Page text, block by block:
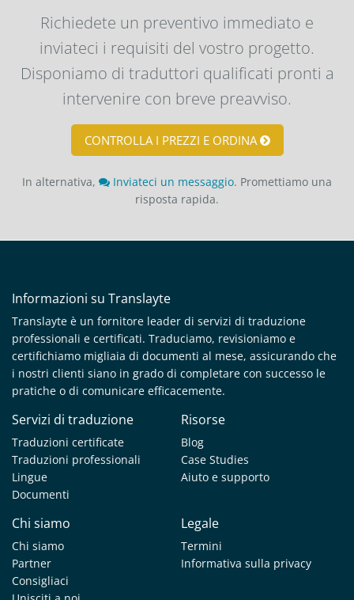
Richiedete un preventivo immediato e
inviateci i requisiti del vostro progetto.
Disponiamo di traduttori qualificati pronti a
intervenire con breve preavviso.
CONTROLLA I PREZZI E ORDINA
In alternativa, Inviateci un messaggio. Promettiamo una
risposta rapida.
Informazioni su Translayte
Translayte è un fornitore leader di servizi di traduzione
professionali e certificati. Traduciamo, revisioniamo e
certifichiamo migliaia di documenti al mese, assicurando che
i nostri clienti siano in grado di completare con successo le
pratiche o di comunicare efficacemente.
Servizi di traduzione
Traduzioni certificate
Traduzioni professionali
Lingue
Documenti
Risorse
Blog
Case Studies
Aiuto e supporto
Chi siamo
Chi siamo
Partner
Consigliaci
Legale
Termini
Informativa sulla privacy